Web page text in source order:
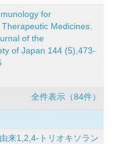
for
Medicines.
of the
of Japan 144 (5),473-
全件表示（84件）
来1,2,4-トリオキソラン